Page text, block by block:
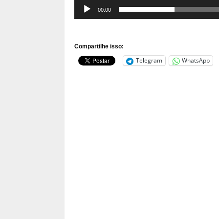
00:00
Compartilhe isso:
Telegram WhatsApp